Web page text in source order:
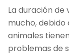
La duración de
mucho,
animales
problemas de